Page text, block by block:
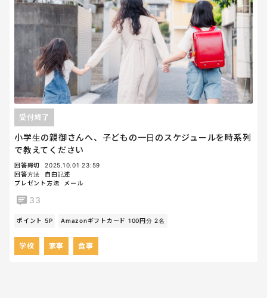
小学生の親御さんへ、子どもの一日のスケジュールを時系列
で教えてください
受付終了
回答締切
2025.10.01 23:59
回答方法
自由記述
プレゼント方法
メール
33
ポイント 5P Amazonギフトカード 100円分 2名
学校 家事 食事